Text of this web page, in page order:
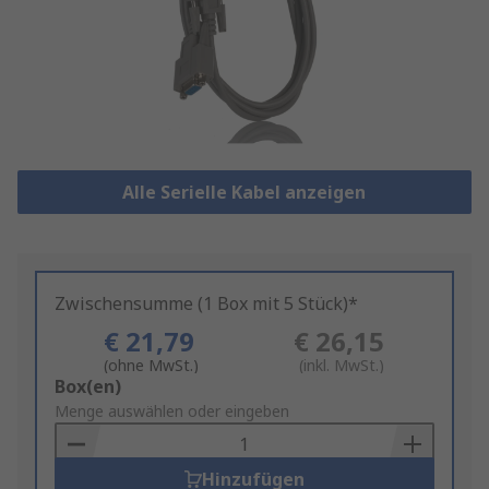
Alle Serielle Kabel anzeigen
Zwischensumme (1 Box mit 5 Stück)*
€ 21,79
(ohne MwSt.)
€ 26,15
(inkl. MwSt.)
Add
to
Basket
Box(en)
Menge auswählen oder eingeben
Hinzufügen